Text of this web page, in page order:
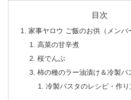
目次
家事ヤロウ ご飯のお供（メンバ
高菜の甘辛煮
桜でんぶ
柿の種のラー油漬け＆冷製パ
冷製パスタのレシピ・作り